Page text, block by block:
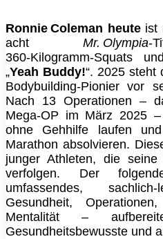
Ronnie Coleman heuteist
acht Mr. Olympia-
360‑Kilogramm‑Squats
„Yeah Buddy!“. 2025 steht
Bodybuilding‑Pionier vor
Nach 13 Operationen –
Mega‑OP im März 2025
ohne Gehhilfe laufen
Marathon absolvieren.
junger Athleten, die
verfolgen. Der
umfassendes,
Gesundheit,
Mentalität –
Gesundheitsbewusste und